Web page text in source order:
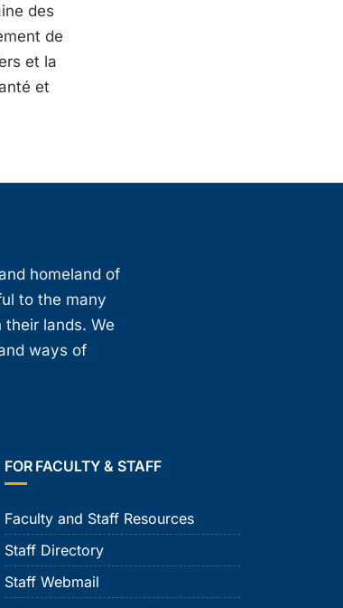
des
de
et la
et
homeland of
to the many
lands. We
ways of
FOR FACULTY & STAFF
Faculty and Staff Resources
Staff Directory
Staff Webmail